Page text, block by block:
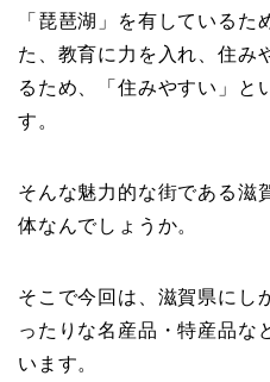
「琵琶湖」を有しているた
た、教育に力を入れ、住み
るため、「住みやすい」と
す。
そんな魅力的な街である滋
体なんでしょうか。
そこで今回は、滋賀県にし
ったりな名産品・特産品な
います。